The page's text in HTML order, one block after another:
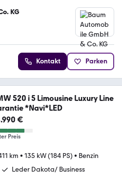
KG
Kontakt Parken
520 i 5 Limousine Luxury Line
*Navi*LED
€
Preis
km • 135 kW (184 PS) • Benzin
Leder Dakota/ Business